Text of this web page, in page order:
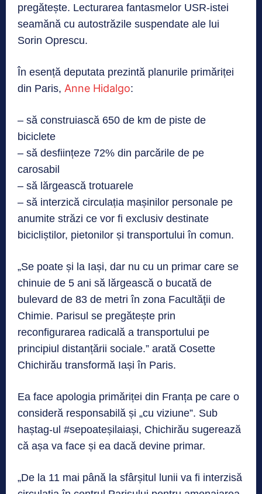
pregătește. Lecturarea fantasmelor USR-istei
seamănă cu autostrăzile suspendate ale lui
Sorin Oprescu.
În esență deputata prezintă planurile primăriței
din Paris, Anne Hidalgo:
– să construiască 650 de km de piste de
biciclete
– să desființeze 72% din parcările de pe
carosabil
– să lărgească trotuarele
– să interzică circulația mașinilor personale pe
anumite străzi ce vor fi exclusiv destinate
bicicliștilor, pietonilor și transportului în comun.
„Se poate și la Iași, dar nu cu un primar care se
chinuie de 5 ani să lărgească o bucată de
bulevard de 83 de metri în zona Facultăţii de
Chimie. Parisul se pregătește prin
reconfigurarea radicală a transportului pe
principiul distanțării sociale.” arată Cosette
Chichirău transformă Iași în Paris.
Ea face apologia primăriței din Franța pe care o
consideră responsabilă și „cu viziune”. Sub
haștag-ul #sepoateșilaiași, Chichirău sugerează
că așa va face și ea dacă devine primar.
„De la 11 mai până la sfârșitul lunii va fi interzisă